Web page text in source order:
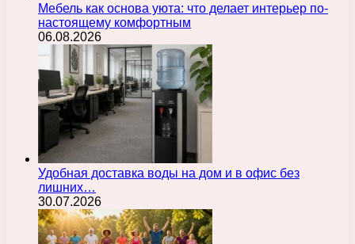
Мебель как основа уюта: что делает интерьер по-
настоящему комфортным
06.08.2026
Удобная доставка воды на дом и в офис без
лишних…
30.07.2026